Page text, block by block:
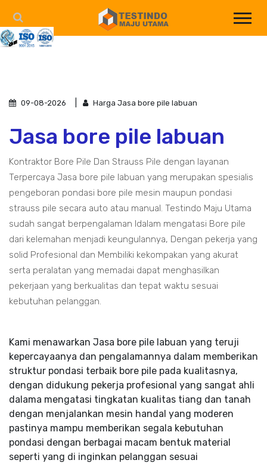
09-08-2026 Harga Jasa bore pile labuan
Jasa bore pile labuan
Kontraktor Bore Pile Dan Strauss Pile dengan layanan
Terpercaya Jasa bore pile labuan yang merupakan spesialis
pengeboran pondasi bore pile mesin maupun pondasi
strauss pile secara auto atau manual. Testindo Maju Utama
sudah sangat berpengalaman ldalam mengatasi Bore pile
dari kelemahan menjadi keungulannya, Dengan pekerja yang
solid Profesional dan Membiliki kekompakan yang akurat
serta peralatan yang memadai dapat menghasilkan
pekerjaan yang berkualitas dan tepat waktu sesuai
kebutuhan pelanggan.
Kami menawarkan Jasa bore pile labuan yang teruji
kepercayaanya dan pengalamannya dalam memberikan
struktur pondasi terbaik bore pile pada kualitasnya,
dengan didukung pekerja profesional yang sangat ahli
dalama mengatasi tingkatan kualitas tiang dan tanah
dengan menjalankan mesin handal yang moderen
pastinya mampu memberikan segala kebutuhan
pondasi dengan berbagai macam bentuk material
seperti yang di inginkan pelanggan sesuai